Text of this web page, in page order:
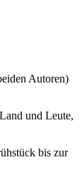
Autoren)
und Leute,
bis zur